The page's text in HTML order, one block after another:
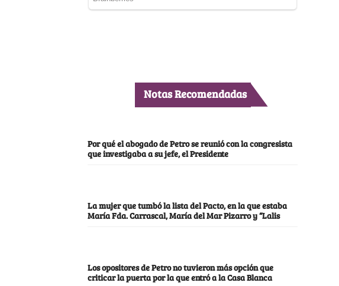
Notas Recomendadas
Por qué el abogado de Petro se reunió con la congresista
que investigaba a su jefe, el Presidente
La mujer que tumbó la lista del Pacto, en la que estaba
María Fda. Carrascal, María del Mar Pizarro y “Lalis
Los opositores de Petro no tuvieron más opción que
criticar la puerta por la que entró a la Casa Blanca